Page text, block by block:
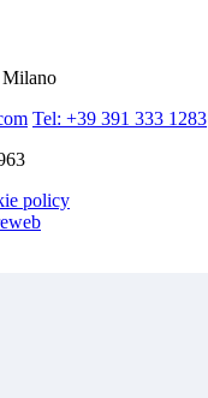
Milano
Tel: +39 391 333 1283
policy